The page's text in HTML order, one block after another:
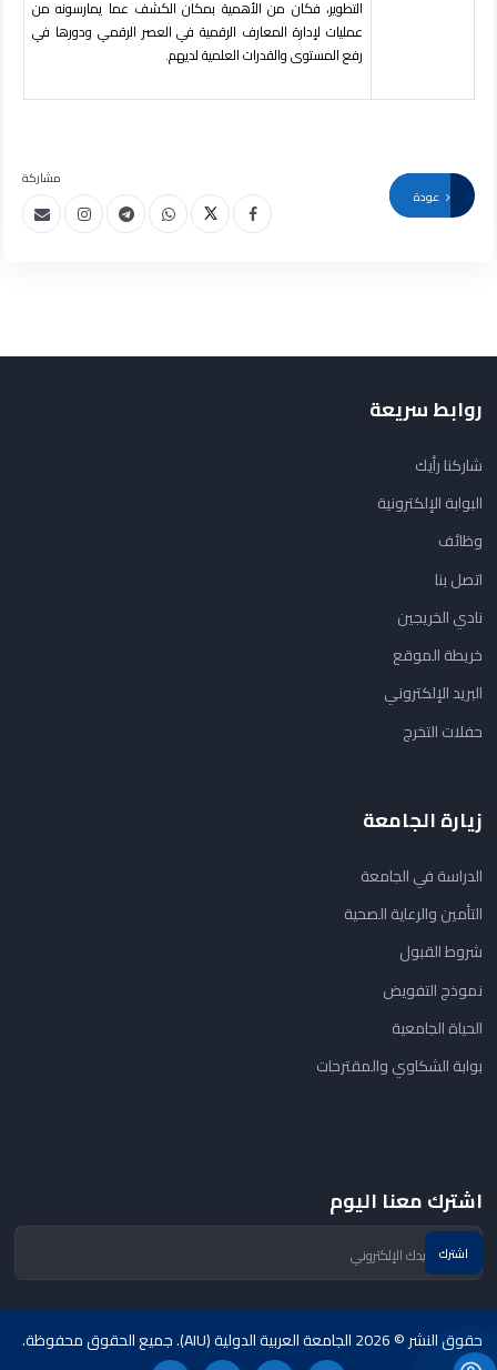
التطوير، فكان من الأهمية بمكان الكشف عما يمارسونه من
عمليات لإدارة المعارف الرقمية في العصر الرقمي ودورها في
رفع المستوى والقدرات العلمية لديهم.
مشاركة
روابط سريعة
شاركنا رأيك
البوابة الإلكترونية
وظائف
اتصل بنا
نادي الخريجين
خريطة الموقع
البريد الإلكتروني
حفلات التخرج
زيارة الجامعة
الدراسة في الجامعة
التأمين والرعاية الصحية
شروط القبول
نموذج التفويض
الحياة الجامعية
بوابة الشكاوي والمقترحات
اشترك معنا اليوم
حقوق النشر © 2026 الجامعة العربية الدولية (AIU). جميع الحقوق محفوظة.